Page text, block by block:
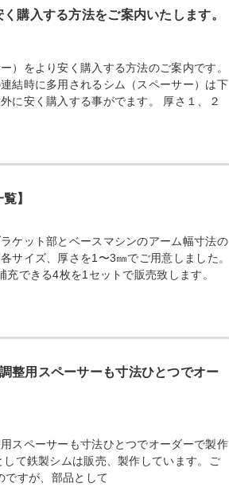
購入する方法をご案内いたします。
）をより安く購入する方法のご案内です。
結時に多用されるシム（スペーサー）は下
に安く購入する事がでます。 厚さ１、２
】
ケット部とベースマシンのアーム幅寸法の
サイズ、厚さを1〜3㎜でご用意しました。
できる4枚を1セットで販売致します。
整用スペーサーも寸法ひとつでオー
スペーサーも寸法ひとつでオーダーで製作
て鉄製シムは販売、製作しています。ご
ですが、部品として